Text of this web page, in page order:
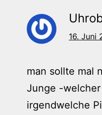
16. Juni
man sollte mal
Junge -
irgendwelche